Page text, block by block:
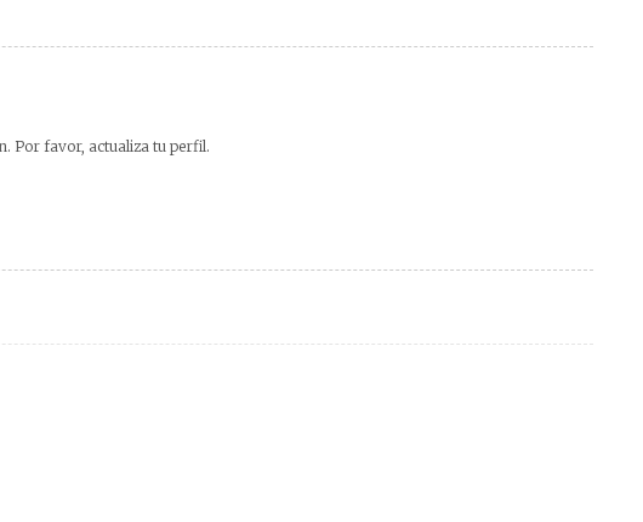
Por favor, actualiza tu perfil.